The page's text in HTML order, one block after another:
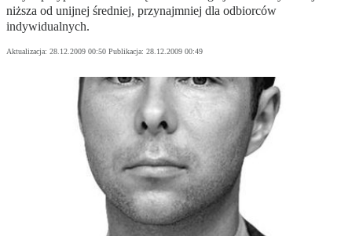
niższa od unijnej średniej, przynajmniej dla odbiorców
indywidualnych.
Aktualizacja: 28.12.2009 00:50 Publikacja: 28.12.2009 00:49